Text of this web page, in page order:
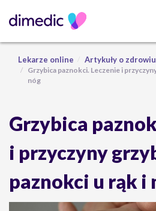
Lekarze online Artykuły o zdrowiu
Grzybica paznokci. Leczenie i
nóg
Grzybica
i przyczyny
paznokci u rąk i